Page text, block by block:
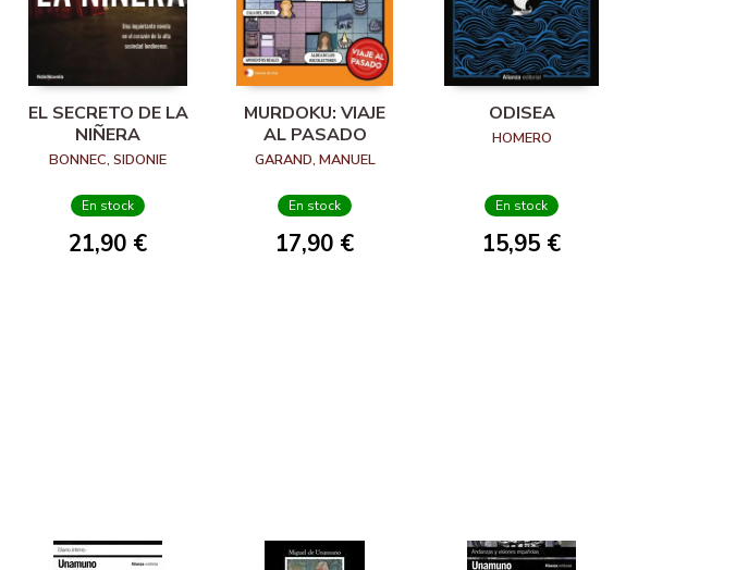
EL SECRETO DE LA
NIÑERA
BONNEC, SIDONIE
En stock
21,90 €
MURDOKU: VIAJE
AL PASADO
GARAND, MANUEL
En stock
17,90 €
ODISEA
HOMERO
En stock
15,95 €